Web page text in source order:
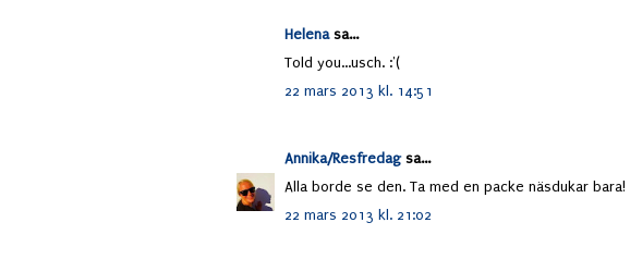
Helenasa...
Told you...usch. :'(
22 mars 2013 kl. 14:51
Annika/Resfredagsa...
Alla borde se den. Ta med en packe näsdukar bara!
22 mars 2013 kl. 21:02